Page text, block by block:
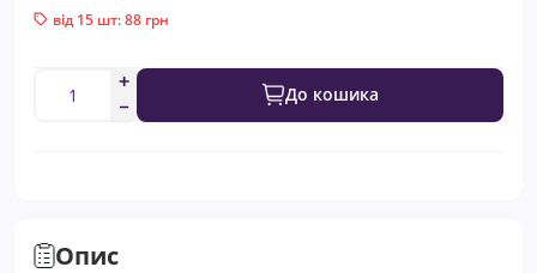
від 15 шт: 88 грн
До кошика
Опис